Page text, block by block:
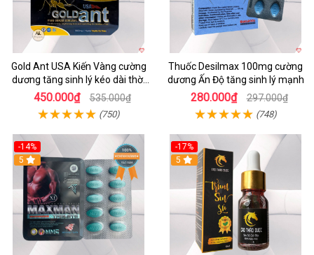
Gold Ant USA Kiến Vàng cường
dương tăng sinh lý kéo dài thời
gian
450.000₫ 535.000₫
(750)
Thuốc Desilmax 100mg cường
dương Ấn Độ tăng sinh lý mạnh
280.000₫ 297.000₫
(748)
-14%
Hot
5
-17%
5